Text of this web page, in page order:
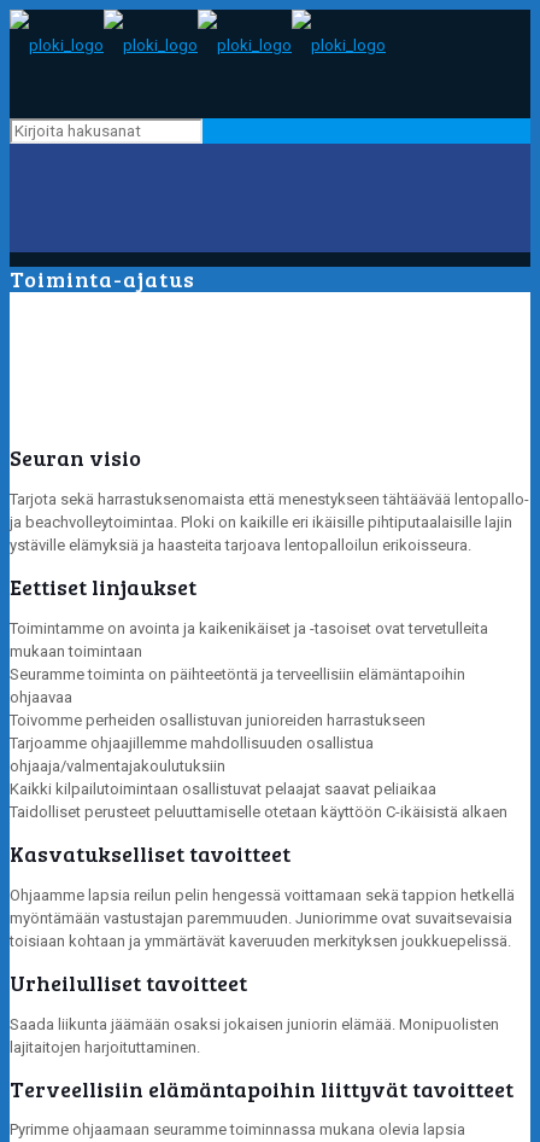
Toiminta-ajatus
Seuran visio
Tarjota sekä harrastuksenomaista että menestykseen tähtäävää lentopallo-
ja beachvolleytoimintaa. Ploki on kaikille eri ikäisille pihtiputaalaisille lajin
ystäville elämyksiä ja haasteita tarjoava lentopalloilun erikoisseura.
Eettiset linjaukset
Toimintamme on avointa ja kaikenikäiset ja -tasoiset ovat tervetulleita
mukaan toimintaan
Seuramme toiminta on päihteetöntä ja terveellisiin elämäntapoihin
ohjaavaa
Toivomme perheiden osallistuvan junioreiden harrastukseen
Tarjoamme ohjaajillemme mahdollisuuden osallistua
ohjaaja/valmentajakoulutuksiin
Kaikki kilpailutoimintaan osallistuvat pelaajat saavat peliaikaa
Taidolliset perusteet peluuttamiselle otetaan käyttöön C-ikäisistä alkaen
Kasvatukselliset tavoitteet
Ohjaamme lapsia reilun pelin hengessä voittamaan sekä tappion hetkellä
myöntämään vastustajan paremmuuden. Juniorimme ovat suvaitsevaisia
toisiaan kohtaan ja ymmärtävät kaveruuden merkityksen joukkuepelissä.
Urheilulliset tavoitteet
Saada liikunta jäämään osaksi jokaisen juniorin elämää. Monipuolisten
lajitaitojen harjoituttaminen.
Terveellisiin elämäntapoihin liittyvät tavoitteet
Pyrimme ohjaamaan seuramme toiminnassa mukana olevia lapsia